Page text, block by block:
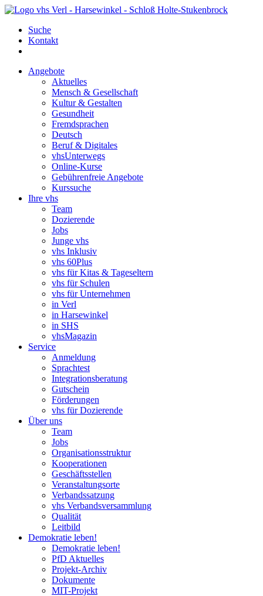
Suche
Kontakt
Angebote
Aktuelles
Mensch & Gesellschaft
Kultur & Gestalten
Gesundheit
Fremdsprachen
Deutsch
Beruf & Digitales
vhsUnterwegs
Online-Kurse
Gebührenfreie Angebote
Kurssuche
Ihre vhs
Team
Dozierende
Jobs
Junge vhs
vhs Inklusiv
vhs 60Plus
vhs für Kitas & Tageseltern
vhs für Schulen
vhs für Unternehmen
in Verl
in Harsewinkel
in SHS
vhsMagazin
Service
Anmeldung
Sprachtest
Integrationsberatung
Gutschein
Förderungen
vhs für Dozierende
Über uns
Team
Jobs
Organisationsstruktur
Kooperationen
Geschäftsstellen
Veranstaltungsorte
Verbandssatzung
vhs Verbandsversammlung
Qualität
Leitbild
Demokratie leben!
Demokratie leben!
PfD Aktuelles
Projekt-Archiv
Dokumente
MIT-Projekt